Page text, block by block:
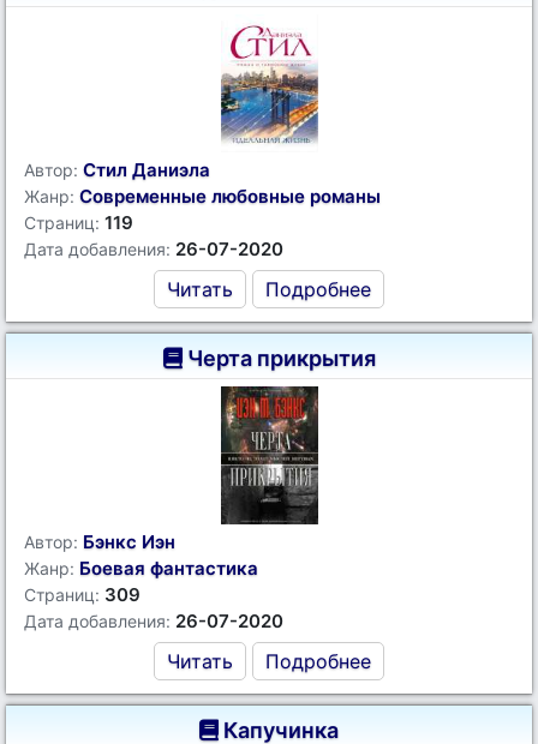
Автор: Стил Даниэла
Жанр: Современные любовные романы
Страниц: 119
Дата добавления: 26-07-2020
Читать Подробнее
Черта прикрытия
Автор: Бэнкс Иэн
Жанр: Боевая фантастика
Страниц: 309
Дата добавления: 26-07-2020
Читать Подробнее
Капучинка